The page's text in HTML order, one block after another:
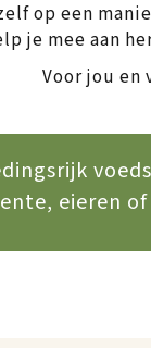
op een
je mee aan
Voor jou en
eieren